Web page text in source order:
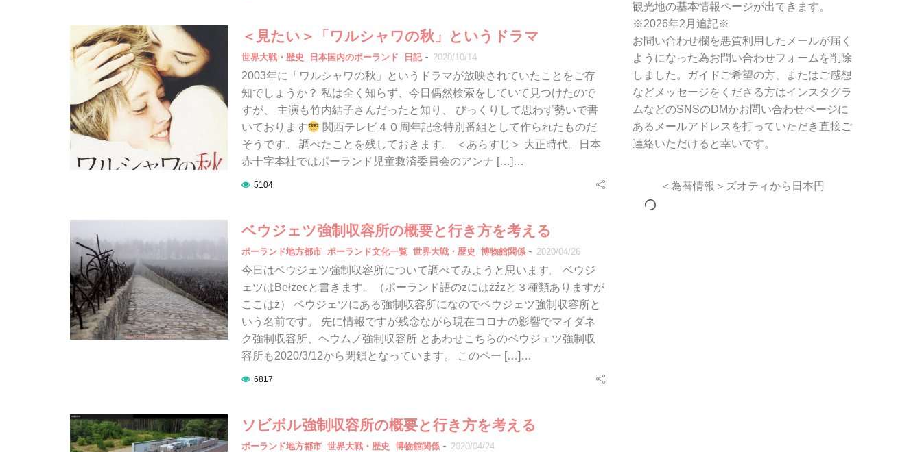
＜見たい＞「ワルシャワの秋」というドラマ
世界大戦・歴史 日本国内のポーランド 日記 - 2020/10/14
2003年に「ワルシャワの秋」というドラマが放映されていたことをご存
知でしょうか？ 私は全く知らず、今日偶然検索をしていて見つけたので
すが、 主演も竹内結子さんだったと知り、 びっくりして思わず勢いで書
いております
関西テレビ４０周年記念特別番組として作られたものだ
そうです。 調べたことを残しておきます。 ＜あらすじ＞ 大正時代。日本
赤十字本社ではポーランド児童救済委員会のアンナ […]…
5104
ベウジェツ強制収容所の概要と行き方を考える
ポーランド地方都市 ポーランド文化一覧 世界大戦・歴史 博物館関係 - 2020/04/26
今日はベウジェツ強制収容所について調べてみようと思います。 ベウジ
ェツはBełżecと書きます。（ポーランド語のzにはżźzと３種類ありますが
ここはż） ベウジェツにある強制収容所になのでベウジェツ強制収容所と
いう名前です。 先に情報ですが残念ながら現在コロナの影響でマイダネ
ク強制収容所、ヘウムノ強制収容所 とあわせこちらのベウジェツ強制収
容所も2020/3/12から閉鎖となっています。 このペー […]…
6817
ソビボル強制収容所の概要と行き方を考える
ポーランド地方都市 世界大戦・歴史 博物館関係 - 2020/04/24
観光地の基本情報ページが出てきます。
※2026年2月追記※
お問い合わせ欄を悪質利用したメールが届く
ようになった為お問い合わせフォームを削除
しました。ガイドご希望の方、またはご感想
などメッセージをくださる方はインスタグラ
ムなどのSNSのDMかお問い合わせページに
あるメールアドレスを打っていただき直接ご
連絡いただけると幸いです。
＜為替情報＞ズオティから日本円